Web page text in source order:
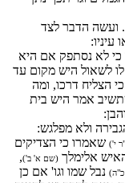
ועשה הדבר לצד
לא נסתפק אם היא
לשאול היש מקום עד
הצליח דרכו, ומה
אמר היש בית
ולא מפלגש:
י') שאמרו כי הצדיקים
אלימלך (שם א' ב'),
נבל שמו וגו' אם כן